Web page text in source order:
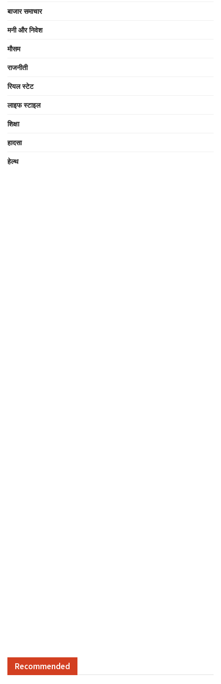
बाजार समाचार
मनी और निवेश
मौसम
राजनीती
रियल स्टेट
लाइफ स्टाइल
शिक्षा
हादसा
हेल्थ
Recommended